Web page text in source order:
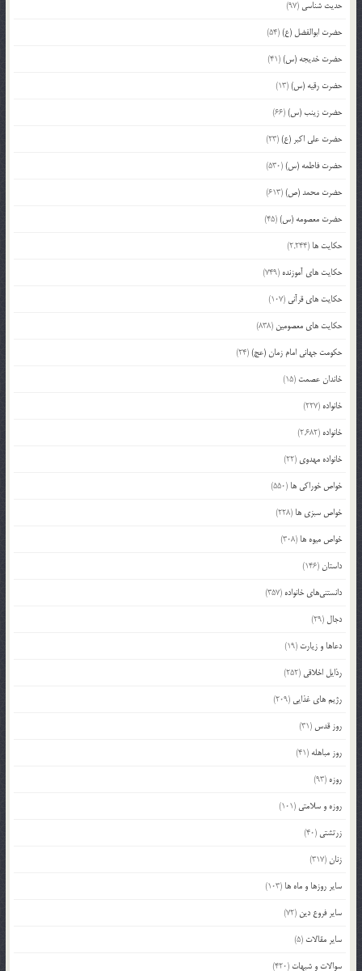
حدیث شناسی (97)
حضرت ابوالفضل (ع)(54)
حضرت خدیجه (س)(41)
حضرت رقیه (س)(13)
حضرت زینب (س)(66)
حضرت علی اکبر (ع)(23)
حضرت فاطمه (س)(530)
حضرت محمد (ص)(613)
حضرت معصومه (س)(45)
حکایت ها (2,244)
حکایت های آموزنده (749)
حکایت های قرآنی (107)
حکایت های معصومین (838)
حکومت جهانی امام زمان (عج)(24)
خاندان عصمت (15)
خانواده (227)
خانواده (2,682)
خانواده مهدوی (22)
خواص خوراکی ها (550)
خواص سبزی ها (228)
خواص میوه ها (308)
داستان(146)
دانستنی‌های خانواده (357)
دجال (29)
دعاها و زیارت (19)
رذایل اخلاقی (252)
رژیم های غذایی (209)
روز قدس (31)
روز مباهله (41)
روزه (93)
روزه و سلامتی (101)
زرتشتی (40)
زنان(317)
سایر روزها و ماه ها (103)
سایر فروع دین (72)
سایر مقالات (5)
سوالات و شبهات (420)